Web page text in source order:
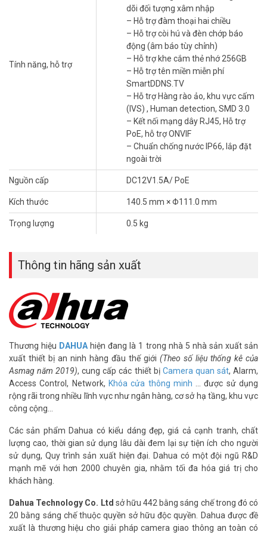
– Chuẩn chống nước IP66, lắp đặt ngoài trời
– Môi trường làm việc từ –40 °C to +70 °C
– Kích thước: 140.5 mm × Φ111.0 mm
– Xuất xứ: Trung Quốc
Đặt mua hàng Online ngay hôm nay để được hỗ trợ giá tốt nhất.
Facebook Vuhoangtelecomnhé.
Tính năng, hỗ trợ
dõi đối tượng xâm nhập
– Hỗ trợ đàm thoại hai chiều
– Hỗ trợ còi hú và đèn chớp báo
động (âm báo tùy chỉnh)
– Hỗ trợ khe cắm thẻ nhớ 256GB
– Hỗ trợ tên miền miễn phí
SmartDDNS.TV
– Hỗ trợ Hàng rào ảo, khu vực cấm
(IVS) , Human detection, SMD 3.0
– Kết nối mạng dây RJ45, Hỗ trợ
PoE, hỗ trợ ONVIF
– Chuẩn chống nước IP66, lắp đặt
ngoài trời
Nguồn cấp DC12V1.5A/ PoE
Kích thước 140.5 mm × Φ111.0 mm
Trọng lượng 0.5 kg
Thông tin hãng sản xuất
Thương hiệu DAHUA hiện đang là 1 trong nhà 5 nhà sản xuất sản
xuất thiết bị an ninh hàng đầu thế giới (Theo số liệu thống kê của
Asmag năm 2019), cung cấp các thiết bị Camera quan sát, Alarm,
Access Control, Network, Khóa cửa thông minh … được sử dụng
rộng rãi trong nhiều lĩnh vực như ngân hàng, cơ sở hạ tầng, khu vực
công cộng…
Các sản phẩm Dahua có kiểu dáng đẹp, giá cả cạnh tranh, chất
lượng cao, thời gian sử dụng lâu dài đem lại sự tiện ích cho người
sử dụng, Quy trình sản xuất hiện đại. Dahua có một đội ngũ R&D
mạnh mẽ với hơn 2000 chuyên gia, nhằm tối đa hóa giá trị cho
khách hàng.
Dahua Technology Co. Ltd sở hữu 442 bằng sáng chế trong đó có
20 bằng sáng chế thuộc quyền sở hữu độc quyền. Dahua được đề
xuất là thương hiệu cho giải pháp camera giao thông an toàn có